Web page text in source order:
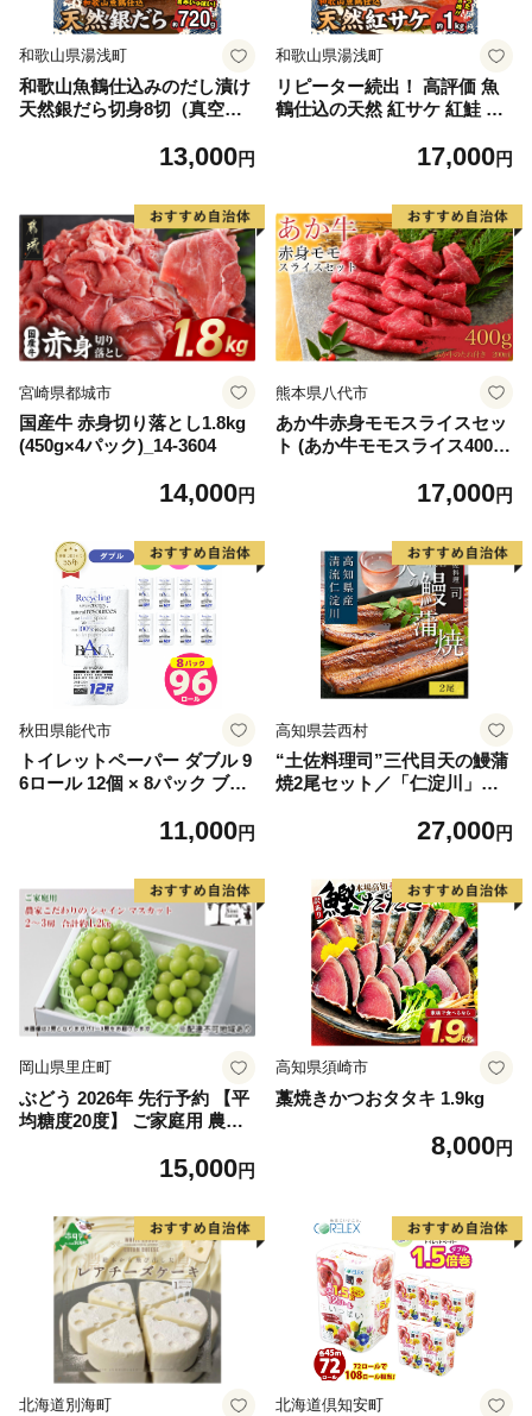
和歌山県湯浅町
和歌山魚鶴仕込みのだし漬け
天然銀だら切身8切（真空パ
製法 良質な脂 ふっくら 柔ら
ぶ だし漬け 煮付け ムニエル
味噌漬け 鍋物 冷凍 湯浅町 送
料無料_G7334
13,000円
和歌山県湯浅町
リピーター続出！ 高評価 魚
鶴仕込の天然 紅サケ 紅鮭 鮭
レビュー高評価 小分け 真空
海鮮 魚介 食品 食べ物 おかず
お弁当 水産加工品 冷凍 グル
メ お取り寄せ 和歌山県 湯浅
町 送料無料_G7317
17,000円
宮崎県都城市
国産牛 赤身切り落とし1.8kg
(450g×4パック)_14-3604
14,000円
熊本県八代市
あか牛赤身モモスライスセッ
ト (あか牛モモスライス400
17,000円
秋田県能代市
トイレットペーパー ダブル 9
6ロール 12個 × 8パック ブラ
用品 消耗品 無香料 生活用品
11,000円
高知県芸西村
“土佐料理司”三代目天の鰻蒲
焼2尾セット／「仁淀川」水
殖 国産・高知県産〈高知市共
27,000円
岡山県里庄町
ぶどう 2026年 先行予約 【平
均糖度20度】 ご家庭用 農家
ット 2～3房 合計約1.2kg ブ
直送 】
15,000円
高知県須崎市
藁焼きかつおタタキ 1.9kg
8,000円
北海道別海町 北海道倶知安町